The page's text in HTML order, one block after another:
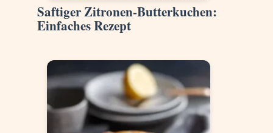
Saftiger Zitronen-Butterkuchen:
Einfaches Rezept